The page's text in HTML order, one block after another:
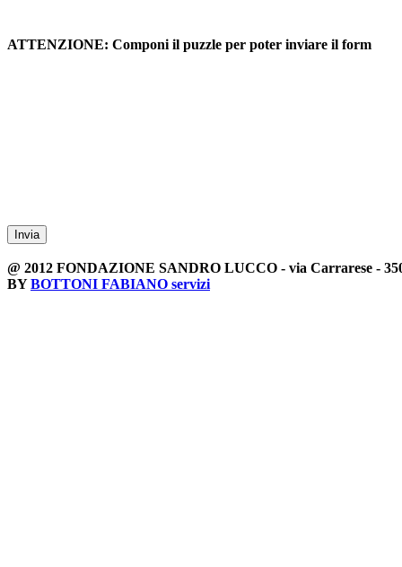
ATTENZIONE: Componi il puzzle per poter inviare il form
Invia
@ 2012 FONDAZIONE SANDRO LUCCO - via Carrarese -
BYBOTTONI FABIANO servizi